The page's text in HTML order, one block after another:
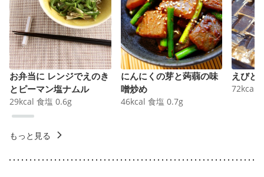
お弁当に レンジでえのき
とピーマン塩ナムル
29kcal 食塩 0.6g
にんにくの芽と蒟蒻の味
噌炒め
46kcal 食塩 0.7g
えびと
72kcal
もっと見る